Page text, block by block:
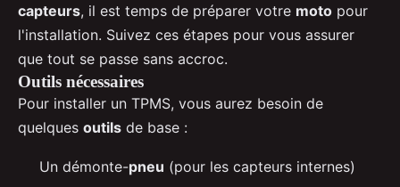
capteurs, il est temps de préparer votre moto pour
l'installation. Suivez ces étapes pour vous assurer
que tout se passe sans accroc.
Outils nécessaires
Pour installer un TPMS, vous aurez besoin de
quelques outils de base :
Un démonte-pneu (pour les capteurs internes)